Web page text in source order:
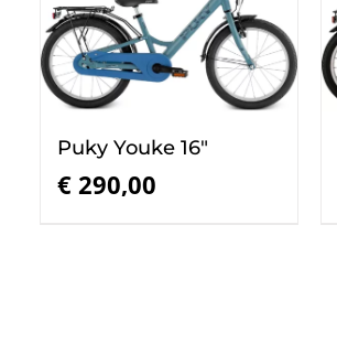
Puky Youke 16″
€ 290,00